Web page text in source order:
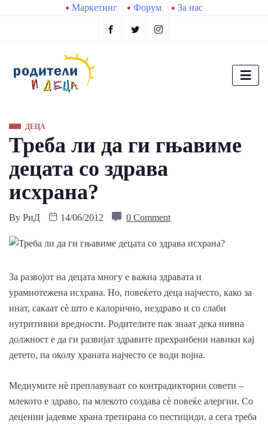
Маркетинг Форум За нас
ДЕЦА
Треба ли да ги гњавиме
децата со здрава
исхрана?
By РиД 14/06/2012 0 Comment
За развојот на децата многу е важна здравата и
урамнотежена исхрана. Но, повеќето деца најчесто, како за
инат, сакаат сè што е калорично, нездраво и со слаби
нутритивни вредности. Родителите пак знаат дека нивна
должност е да ги развијат здравите прехранбени навики кај
детето, па околу храната најчесто се води војна.
Медиумите нè преплавуваат со контрадикторни совети –
млекото е здраво, па млекото создава сè повеќе алергии. Со
децении јадевме храна третирана со пестициди, а сега треба